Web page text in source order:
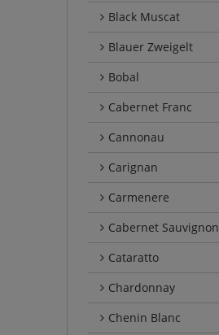
Black Muscat
Blauer Zweigelt
Bobal
Cabernet Franc
Cannonau
Carignan
Carmenere
Cabernet Sauvignon
Cataratto
Chardonnay
Chenin Blanc